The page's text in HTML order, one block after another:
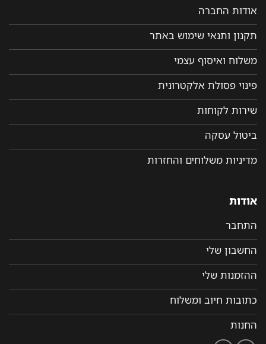
אודות החברה
תקנון ותנאי שימוש באתר
משלוח ואיסוף עצמי
פינוי פסולת אלקטרונית
שירות לקוחות
ביטול עסקה
מדיניות משלוחים והחזרות
אודות
התחבר
החשבון שלי
ההזמנות שלי
כתובות חיוב ומשלוח
החנות